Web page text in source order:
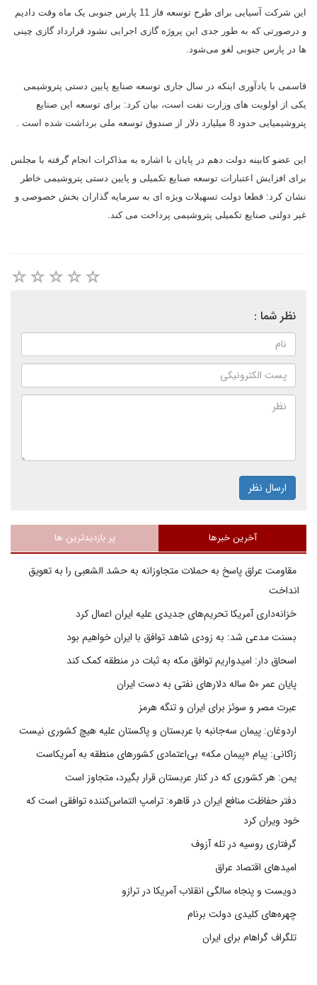
این شرکت آسیایی برای طرح توسعه فاز 11 پارس جنوبی یک ماه وقت دادیم
و درصورتی که به طور جدی این پروژه گازی اجرایی نشود قرارداد گازی چینی
ها در پارس جنوبی لغو می‌شود.
قاسمی با یادآوری اینکه در سال جاری توسعه صنایع پایین دستی پتروشیمی
یکی از اولویت های وزارت نفت است، بیان کرد: برای توسعه این صنایع
پتروشیمیایی حدود 8 میلیارد دلار از صندوق توسعه ملی برداشت شده است .
این عضو کابینه دولت دهم در پایان با اشاره به مذاکرات انجام گرفته با مجلس
برای افزایش اعتبارات توسعه صنایع تکمیلی و پایین دستی پتروشیمی خاطر
نشان کرد: قطعا دولت تسهیلات ویژه ای به سرمایه گذاران بخش خصوصی و
غیر دولتی صنایع تکمیلی پتروشیمی پرداخت می کند.
نظر شما :
ارسال نظر
آخرین خبرها پر بازدیدترین ها
مقاومت عراق پاسخ به حملات متجاوزانه به حشد الشعبی را به تعویق
انداخت
خزانه‌داری آمریکا تحریم‌های جدیدی علیه ایران اعمال کرد
بسنت مدعی شد: به زودی شاهد توافق با ایران خواهیم بود
اسحاق دار: امیدواریم توافق مکه به ثبات در منطقه کمک کند
پایان عمر ۵۰ ساله دلارهای نفتی به دست ایران
عبرت مصر و سوئز برای ایران و تنگه هرمز
اردوغان: پیمان سه‌جانبه با عربستان و پاکستان علیه هیچ کشوری نیست
زاکانی: پیام «پیمان مکه» بی‌اعتمادی کشورهای منطقه به آمریکاست
یمن: هر کشوری که در کنار عربستان قرار بگیرد، متجاوز است
دفتر حفاظت منافع ایران در قاهره: ترامپ التماس‌کننده توافقی است که
خود ویران کرد
گرفتاری روسیه در تله آزوف
امیدهای اقتصاد عراق
دویست و پنجاه سالگی انقلاب آمریکا در ترازو
چهره‌های کلیدی دولت برنام
تلگراف گراهام برای ایران